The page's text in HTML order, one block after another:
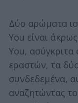
Δύο αρώματα
You είναι
You,
εραστών, τα
συνδεδεμένα,
αναζητώντας